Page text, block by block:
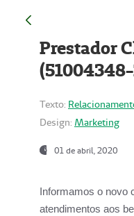
Prestador
Texto:
Design: Marketing
01 de abril, 2020
Informamos o novo
atendimentos aos